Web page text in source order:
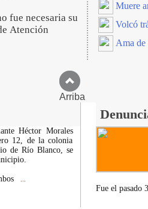
fue necesaria su
Atención
Muere
Volcó
Ama de
Arriba
Héctor Morales
12, de la colonia
de Río Blanco, se
Fue el pasado